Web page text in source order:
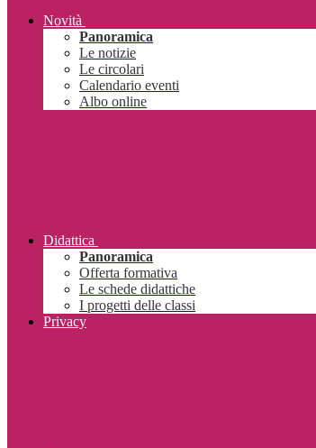
Novità
Panoramica
Le notizie
Le circolari
Calendario eventi
Albo online
Didattica
Panoramica
Offerta formativa
Le schede didattiche
I progetti delle classi
Privacy